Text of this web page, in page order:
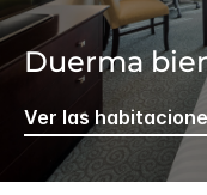
Duerma
Ver las